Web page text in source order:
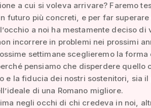
a cui si voleva arrivare? Faremo
futuro più concreti, e per far
a noi ha mestamente deciso di
incorrere in problemi nei prossimi
settimane sceglieremo la
pensiamo che disperdere quello
e la fiducia dei nostri sostenitori, sia
di una Romano migliore.
negli occhi di chi credeva in noi,